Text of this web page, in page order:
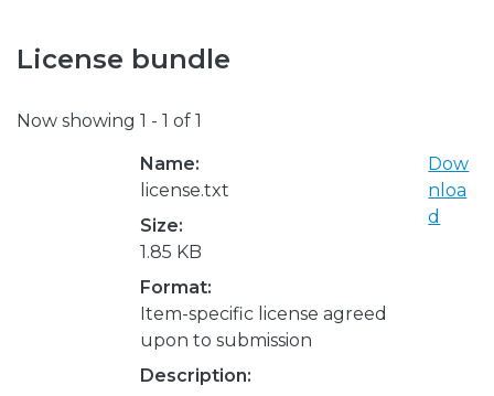
License bundle
Now showing 1 - 1 of 1
Name:
license.txt
Size:
1.85 KB
Format:
Item-specific license agreed
upon to submission
Description:
Dow
nloa
d